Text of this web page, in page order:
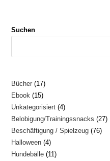
Suchen
Bücher 1717
Produkte
Ebook 1515
Produkte
Unkategorisiert 44
Produkte
Belobigung/Trainingssnacks 2727
Beschäftigung / Spielzeug 7676
Halloween 44
Produkte
Hundebälle 1111